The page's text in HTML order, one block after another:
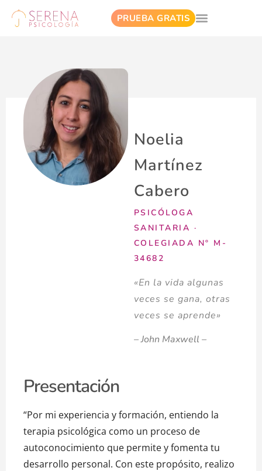
PRUEBA GRATIS
Noelia
Martínez
Cabero
PSICÓLOGA
SANITARIA ·
COLEGIADA Nº M-
34682
«En la vida algunas
veces se gana, otras
veces se aprende»
– John Maxwell –
Presentación
“Por mi experiencia y formación, entiendo la
terapia psicológica como un proceso de
autoconocimiento que permite y fomenta tu
desarrollo personal. Con este propósito, realizo